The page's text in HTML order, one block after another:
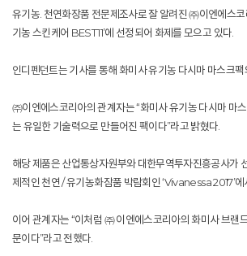
유기농. 천연화장품 전문제조사로 잘 알려진 ㈜이엔에스
기농 스킨케어 BEST11’에 선정되어 화제를 모으고 있다.
인디펜던트는 기사를 통해 화미사 유기농 다시마 마스크
㈜이엔에스코리아의 관계자는 “화미사 유기농 다시마 마
는 유일한 기술력으로 만들어진 팩이다”라고 밝혔다.
해당 제품은 산업통상자원부와 대한무역투자진흥공사가
제적인 천연 / 유기농화잠품 박람회인 ‘Vivanessa
이어 관계자는 “이처럼 ㈜ 이엔에스코리아의 화미사 브
문이다”라고 전했다.